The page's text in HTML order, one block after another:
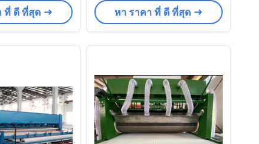
ที่ ดี ที่สุด หา ราคา ที่ ดี ที่สุด